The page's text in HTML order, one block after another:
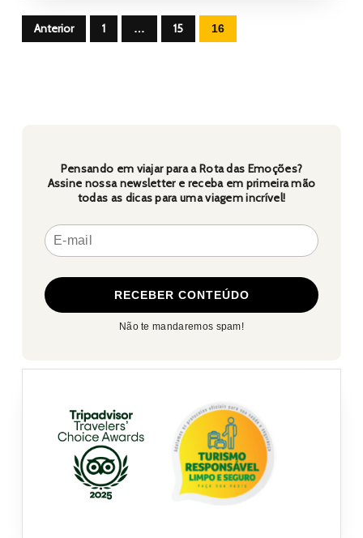
Rota
das
Emoções
Paginação de posts
Anterior 1 … 15 16
Pensando em viajar para a Rota das Emoções?
Assine nossa newsletter e receba em primeira mão
todas as dicas para uma viagem incrível!
Não te mandaremos spam!